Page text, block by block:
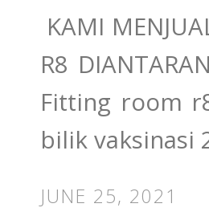
KAMI
R8
Fitting room
bilik vaksinasi
JUNE 25, 2021